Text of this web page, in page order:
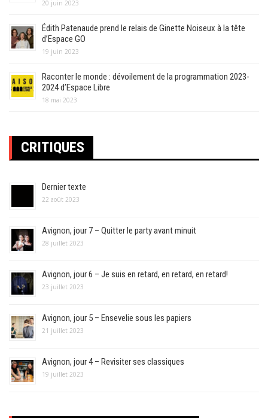
20 juin 2023
Édith Patenaude prend le relais de Ginette Noiseux à la tête
d’Espace GO
19 juin 2023
Raconter le monde : dévoilement de la programmation 2023-
2024 d’Espace Libre
18 mai 2023
CRITIQUES
Dernier texte
22 août 2023
Avignon, jour 7 – Quitter le party avant minuit
28 juillet 2023
Avignon, jour 6 – Je suis en retard, en retard, en retard!
23 juillet 2023
Avignon, jour 5 – Ensevelie sous les papiers
21 juillet 2023
Avignon, jour 4 – Revisiter ses classiques
19 juillet 2023